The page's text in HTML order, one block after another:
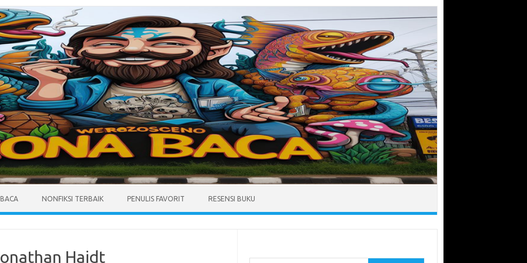
NONFIKSI TERBAIK PENULIS FAVORIT RESENSI BUKU
Haidt